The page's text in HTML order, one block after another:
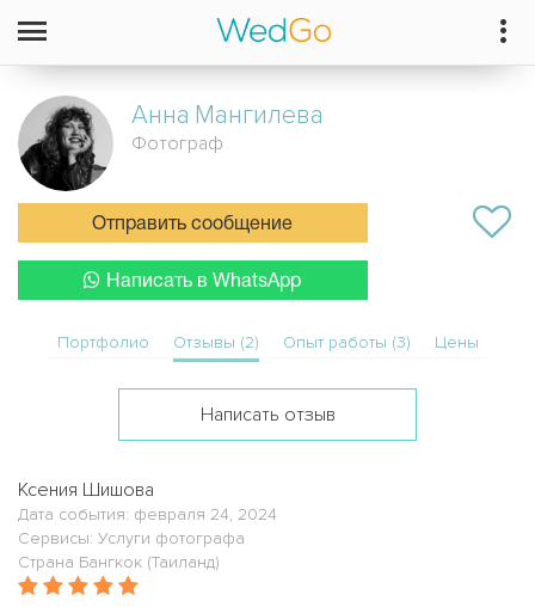
Анна Мангилева
Фотограф
Отправить сообщение
Написать в WhatsApp
Портфолио Отзывы (2) Опыт работы (3) Цены
Написать отзыв
Ксения Шишова
Дата события: февраля 24, 2024
Сервисы: Услуги фотографа
Страна Бангкок (Таиланд)